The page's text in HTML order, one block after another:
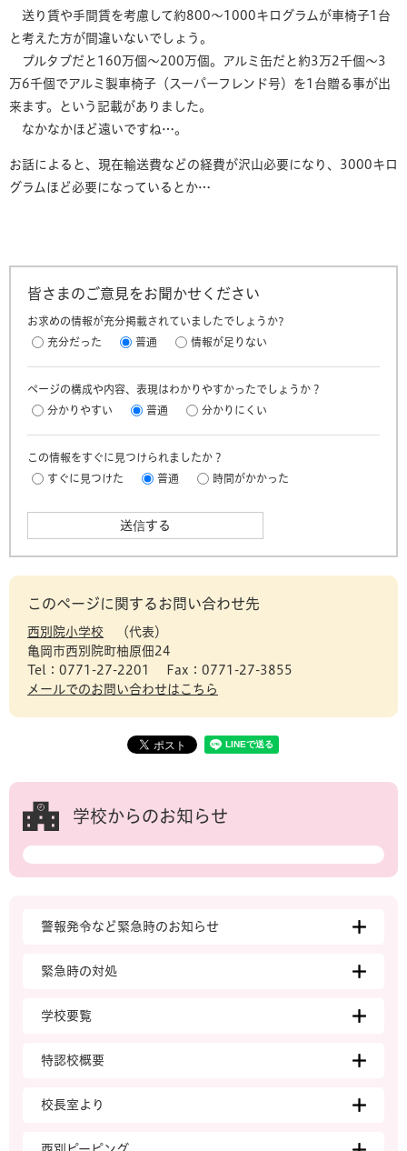
送り賃や手間賃を考慮して約800～1000キログラムが車椅子1台
と考えた方が間違いないでしょう。
プルタブだと160万個～200万個。アルミ缶だと約3万2千個～3
万6千個でアルミ製車椅子（スーパーフレンド号）を1台贈る事が出
来ます。という記載がありました。
なかなかほど遠いですね…。
お話によると、現在輸送費などの経費が沢山必要になり、3000キロ
グラムほど必要になっているとか…
皆さまのご意見をお聞かせください
お求めの情報が充分掲載されていましたでしょうか?
充分だった
普通 情報が足りない
ページの構成や内容、表現はわかりやすかったでしょうか？
分かりやすい
普通 分かりにくい
この情報をすぐに見つけられましたか？
すぐに見つけた
普通 時間がかかった
このページに関するお問い合わせ先
西別院小学校
代表
亀岡市西別院町柚原佃24
Tel：0771-27-2201
Fax：0771-27-3855
メールでのお問い合わせはこちら
学校からのお知らせ
警報発令など緊急時のお知らせ
緊急時の対処
学校要覧
特認校概要
校長室より